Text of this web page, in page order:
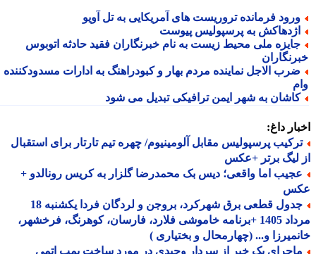
فرمانده تروریست های آمریکایی به تل آویو
به پرسپولیس پیوست
ملی محیط زیست به نام خبرنگاران فقید حادثه اتوبوس
الاجل نماینده مردم بهار و کبودراهنگ به ادارات مسدودکننده
به شهر ایمن ترافیکی تبدیل می شود
داغ:
پرسپولیس مقابل آلومینیوم/ چهره تیم تارتار برای استقبال
لیگ برتر +عکس
اما واقعی؛ دیس بک محمدرضا گلزار به کریس رونالدو +
جدول قطعی برق شهرکرد، بروجن و لردگان فردا یکشنبه 18
مرداد 1405 +برنامه خاموشی فلارد، فارسان، کوهرنگ، فرخشهر،
و... (چهارمحال و بختیاری )
یک خبر از سردار وحیدی در مورد ساخت بمب اتمی